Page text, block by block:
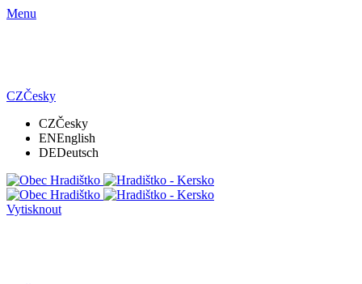
Menu
CZČesky
CZČesky
ENEnglish
DEDeutsch
Vytisknout